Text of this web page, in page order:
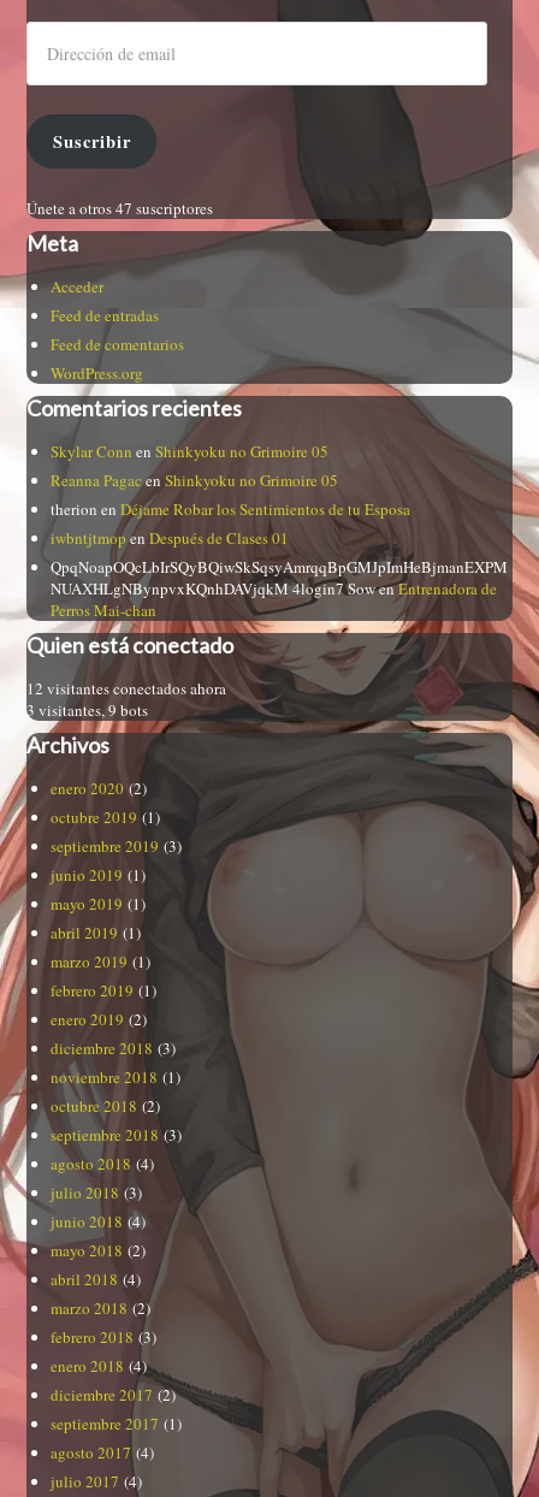
Suscribir
Únete a otros 47 suscriptores
Meta
Acceder
Feed de entradas
Feed de comentarios
WordPress.org
Comentarios recientes
Skylar Conn enShinkyoku no Grimoire 05
Reanna PagacenShinkyoku no Grimoire 05
therion enDéjame Robar los Sentimientos de tu Esposa
iwbntjtmopenDespués de Clases 01
QpqNoapOQcLbIrSQyBQiwSkSqsyAmrqqBpGMJpImHeBjmanEXPM
NUAXHLgNBynpvxKQnhDAVjqkM 4login7 SowenEntrenadora de
Perros Mai-chan
Quien está conectado
12 visitantes conectados ahora
3 visitantes,9 bots
Archivos
enero 2020 (2)
octubre 2019 (1)
septiembre 2019 (3)
junio 2019 (1)
mayo 2019 (1)
abril 2019 (1)
marzo 2019 (1)
febrero 2019 (1)
enero 2019 (2)
diciembre 2018 (3)
noviembre 2018 (1)
octubre 2018 (2)
septiembre 2018 (3)
agosto 2018 (4)
julio 2018 (3)
junio 2018 (4)
mayo 2018 (2)
abril 2018 (4)
marzo 2018 (2)
febrero 2018 (3)
enero 2018 (4)
diciembre 2017 (2)
septiembre 2017 (1)
agosto 2017 (4)
julio 2017 (4)